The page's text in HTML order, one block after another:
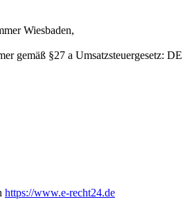
Wiesbaden,
gemäß §27 a Umsatzsteuergesetz:
https://www.e-recht24.de